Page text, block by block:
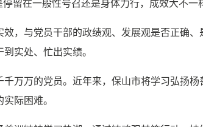
留在一般性号召还是身体力行，成效大不一
与党员干部的政绩观、发展观是否正确、
实处、忙出实绩。
万的党员。近年来，保山市将学习弘扬杨
际困难。